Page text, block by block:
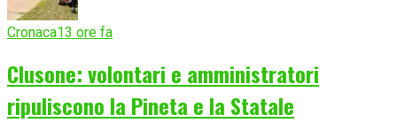
Cronaca13 ore fa
Clusone: volontari e amministratori
ripuliscono la Pineta e la Statale